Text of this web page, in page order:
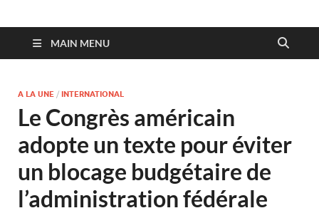
MAIN MENU
A LA UNE / INTERNATIONAL
Le Congrès américain
adopte un texte pour éviter
un blocage budgétaire de
l’administration fédérale